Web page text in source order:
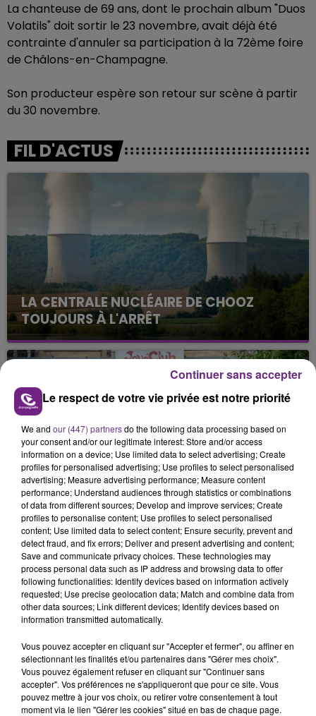
La chanteuse de 69 ans, dont le prochain album "Duos
Volatils" doit sortir le 23 novembre, avait déjà été
contrainte d'annuler sa participation à la 72ème foire
de Châlons-en-Champagne.
Son producteur espère son retour sur scène à partir
du 30 novembre.
FIL D'ACTUS
LA CENTRALE NUCLÉAIRE DE CHOOZ
TOUJOURS À L'ARRÊT
Cela fait déjà une semaine que la centrale
nucléaire ardennaise est à l'arrêt. Une situation
justifiée par la sécheresse intense qui est toujours
présente.
LE MAGASIN JOUÉCLUB DE REIMS FERME
SES PORTES
C'était l'une des institutions du centre-ville
rémois. Le magasin JouéClub est contraint de
fermer ses portes.
TITRES DIFFUSÉS
17h57
17h57 17h54
17h54
Le respect de votre vie privée est notre priorité
We and our (447) partnersdo the following data processing based on
your consent and/or our legitimate interest: Store and/or access
information on a device; Use limited data to select advertising; Create
profiles for personalised advertising; Use profiles to select personalised
advertising; Measure advertising performance; Measure content
performance; Understand audiences through statistics or combinations
of data from different sources; Develop and improve services; Create
profiles to personalise content; Use profiles to select personalised
content; Use limited data to select content; Ensure security, prevent and
detect fraud, and fix errors; Deliver and present advertising and content;
Save and communicate privacy choices. These technologies may
process personal data such as IP address and browsing data to offer
following functionalities: Identify devices based on information actively
requested; Use precise geolocation data; Match and combine data from
other data sources; Link different devices; Identify devices based on
information transmitted automatically.
Vous pouvez accepter en cliquant sur "Accepter et fermer", ou affiner en
sélectionnant les finalités et/ou partenaires dans "Gérer mes choix".
Vous pouvez également refuser en cliquant sur "Continuer sans
accepter". Vos préférences ne s'appliqueront que pour ce site. Vous
pouvez mettre à jour vos choix, ou retirer votre consentement à tout
moment via le lien "Gérer les cookies" situé en bas de chaque page.
Continuer sans accepter